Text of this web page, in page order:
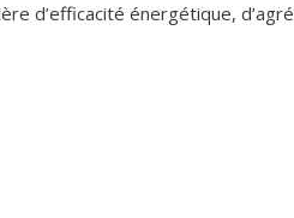
d’efficacité énergétique,